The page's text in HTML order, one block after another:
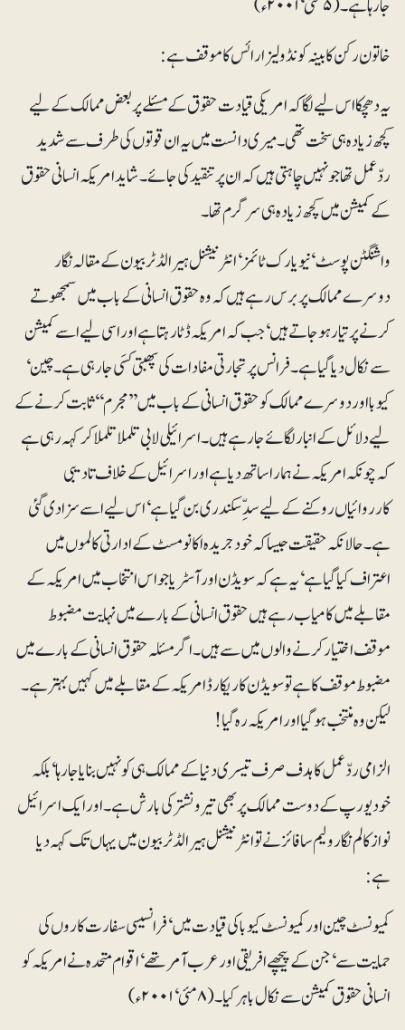
خاتون رکن کابینہ کونڈولیزا رائس کا موقف ہے:
یہ دھچکا اس لیے لگا کہ امریکی قیادت حقوق کے مسئلے پر بعض ممالک کے لیے
کچھ زیادہ ہی سخت تھی۔ میری دانست میں یہ ان قوتوں کی طرف سے شدید
ردّعمل تھا جو نہیں چاہتی ہیں کہ ان پر تنقید کی جائے۔ شاید امریکہ انسانی حقوق
کے کمیشن میں کچھ زیادہ ہی سرگرم تھا۔
واشنگٹن پوسٹ‘ نیویارک ٹائمز‘ انٹرنیشنل ہیرالڈ ٹربیون کے مقالہ نگار
دوسرے ممالک پر برس رہے ہیں کہ وہ حقوق انسانی کے باب میں سمجھوتے
کرنے پر تیار ہو جاتے ہیں‘ جب کہ امریکہ ڈٹا رہتا ہے اور اسی لیے اسے کمیشن
سے نکال دیا گیا ہے۔ فرانس پر تجارتی مفادات کی پھبتی کسَی جا رہی ہے۔ چین‘
کیوبا اور دوسرے ممالک کو حقوق انسانی کے باب میں ’’مجرم‘‘ ثابت کرنے کے
لیے دلائل کے انبار لگائے جا رہے ہیں۔ اسرائیلی لابی تلملا تلملا کر کہہ رہی ہے
کہ چونکہ امریکہ نے ہمارا ساتھ دیا ہے اور اسرائیل کے خلاف تادیبی
کارروائیاں روکنے کے لیے سدِّسکندری بن گیا ہے ‘اس لیے اسے سزا دی گئی
ہے۔ حالانکہ حقیقت جیسا کہ خود جریدہ اکانومسٹ کے ادارتی کالموں میں
اعتراف کیا گیا ہے ‘یہ ہے کہ سویڈن اور آسٹریا جو اس انتخاب میں امریکہ کے
مقابلے میں کامیاب رہے ہیں حقوق انسانی کے بارے میں نہایت مضبوط
موقف اختیار کرنے والوں میں سے ہیں۔ اگر مسئلہ حقوق انسانی کے بارے میں
مضبوط موقف کا ہے تو سویڈن کا ریکارڈ امریکہ کے مقابلے میں کہیں بہتر ہے ۔
لیکن وہ منتخب ہو گیا اور امریکہ رہ گیا!
الزامی ردّعمل کا ہدف صرف تیسری دنیا کے ممالک ہی کو نہیں بنایا جا رہا‘ بلکہ
خود یورپ کے دوست ممالک پر بھی تیرونشترکی بارش ہے۔ اور ایک اسرائیل
نواز کالم نگارولیم سافائز نے تو انٹرنیشنل ہیرالڈ ٹربیون میں یہاں تک کہہ دیا
ہے:
کمیونسٹ چین اور کمیونسٹ کیوبا کی قیادت میں‘ فرانسیسی سفارت کاروں کی
حمایت سے‘ جن کے پیچھے افریقی اور عرب آمر تھے‘ اقوام متحدہ نے امریکہ کو
انسانی حقوق کمیشن سے نکال باہر کیا۔ (۸ مئی‘ ۲۰۰۱ء)